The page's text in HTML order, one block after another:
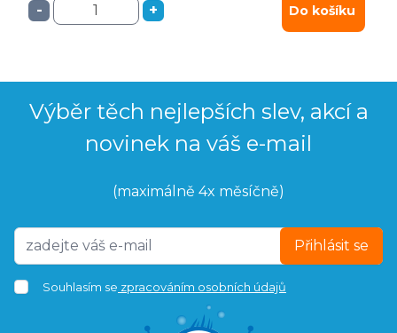
- + Do košíku
Výběr těch nejlepších slev, akcí a
novinek na váš e-mail
(maximálně 4x měsíčně)
Přihlásit se
Souhlasím se zpracováním osobních údajů